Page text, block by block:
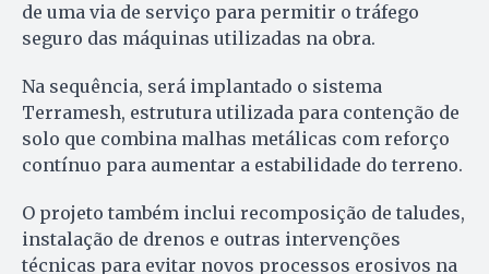
de uma via de serviço para permitir o tráfego
seguro das máquinas utilizadas na obra.
Na sequência, será implantado o sistema
Terramesh, estrutura utilizada para contenção de
solo que combina malhas metálicas com reforço
contínuo para aumentar a estabilidade do terreno.
O projeto também inclui recomposição de taludes,
instalação de drenos e outras intervenções
técnicas para evitar novos processos erosivos na